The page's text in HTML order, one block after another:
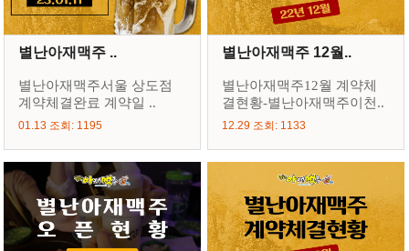
별난아재맥주 ..
별난아재맥주서울 상도점
계약체결완료 계약일 ..
01.13 조회: 1195
별난아재맥주 12월..
별난아재맥주12월 계약체
결현황-별난아재맥주이천..
12.29 조회: 1133